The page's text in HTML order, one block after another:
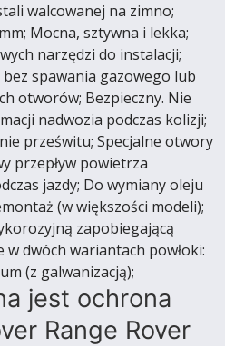
walcowanej na zimno;
Mocna, sztywna i lekka;
narzędzi do instalacji;
spawania gazowego lub
otworów; Bezpieczny. Nie
nadwozia podczas kolizji;
prześwitu; Specjalne otwory
przepływ powietrza
jazdy; Do wymiany oleju
(w większości modeli);
zapobiegającą
dwóch wariantach powłoki:
(z galwanizacją);
jest ochrona
Range Rover